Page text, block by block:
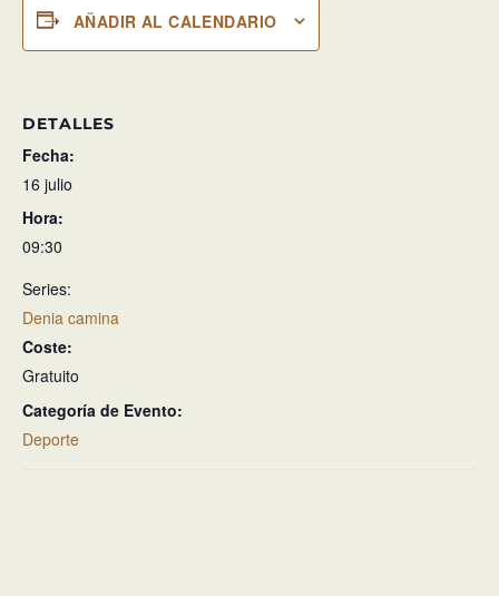
AÑADIR AL CALENDARIO
DETALLES
Fecha:
16 julio
Hora:
09:30
Series:
Denia camina
Coste:
Gratuito
Categoría de Evento:
Deporte